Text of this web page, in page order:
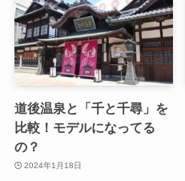
道後温泉と「千と千尋」を
比較！モデルになってる
の？
2024年1月18日